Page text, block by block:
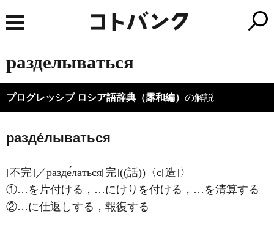
разделываться
プログレッシブ ロシア語辞典（露和編） の解説
разде́лываться
[不完]／разде́латься[完]((話))〈с[造]〉
①…を片付ける，…にけりを付ける，…を清算する
②…に仕返しする，報復する